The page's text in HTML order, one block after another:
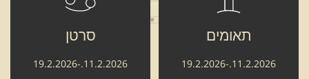
תאומים
11.2.2026.-19.2.2026
סרטן
11.2.2026.-19.2.2026